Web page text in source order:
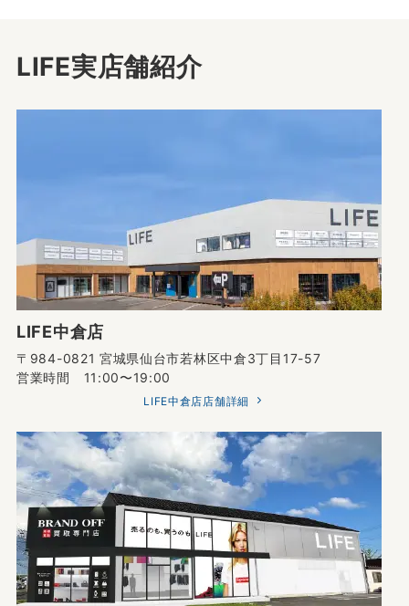
LIFE実店舗紹介
LIFE中倉店
〒984-0821 宮城県仙台市若林区中倉3丁目17-57
営業時間 11:00〜19:00
LIFE中倉店店舗詳細